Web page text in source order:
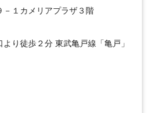
１カメリアプラザ３階
より徒歩２分 東武亀戸線「亀戸」